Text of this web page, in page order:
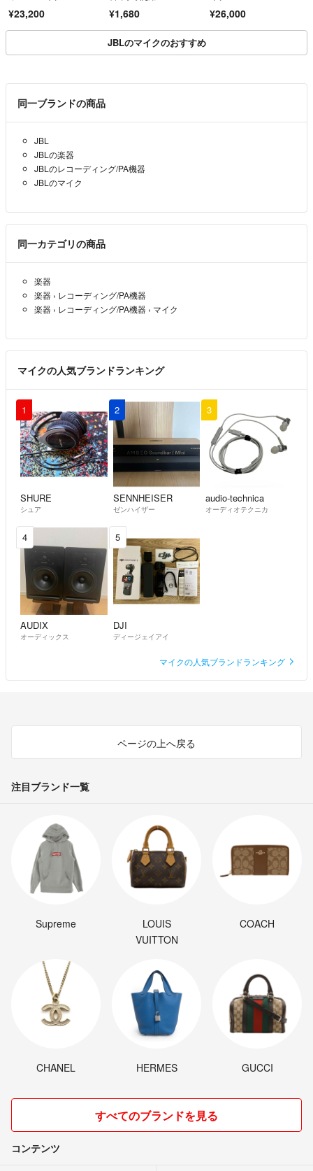
¥23,200 ¥1,680 ¥26,000
JBLのマイクのおすすめ
同一ブランドの商品
JBL
JBLの楽器
JBLのレコーディング/PA機器
JBLのマイク
同一カテゴリの商品
楽器
楽器 › レコーディング/PA機器
楽器 › レコーディング/PA機器 › マイク
マイクの人気ブランドランキング
1
SHURE
シュア
2
SENNHEISER
ゼンハイザー
3
audio-technica
オーディオテクニカ
4
AUDIX
オーディックス
5
DJI
ディージェイアイ
マイクの人気ブランドランキング
ページの上へ戻る
注目ブランド一覧
Supreme
LOUIS
VUITTON
COACH
CHANEL HERMES GUCCI
すべてのブランドを見る
コンテンツ